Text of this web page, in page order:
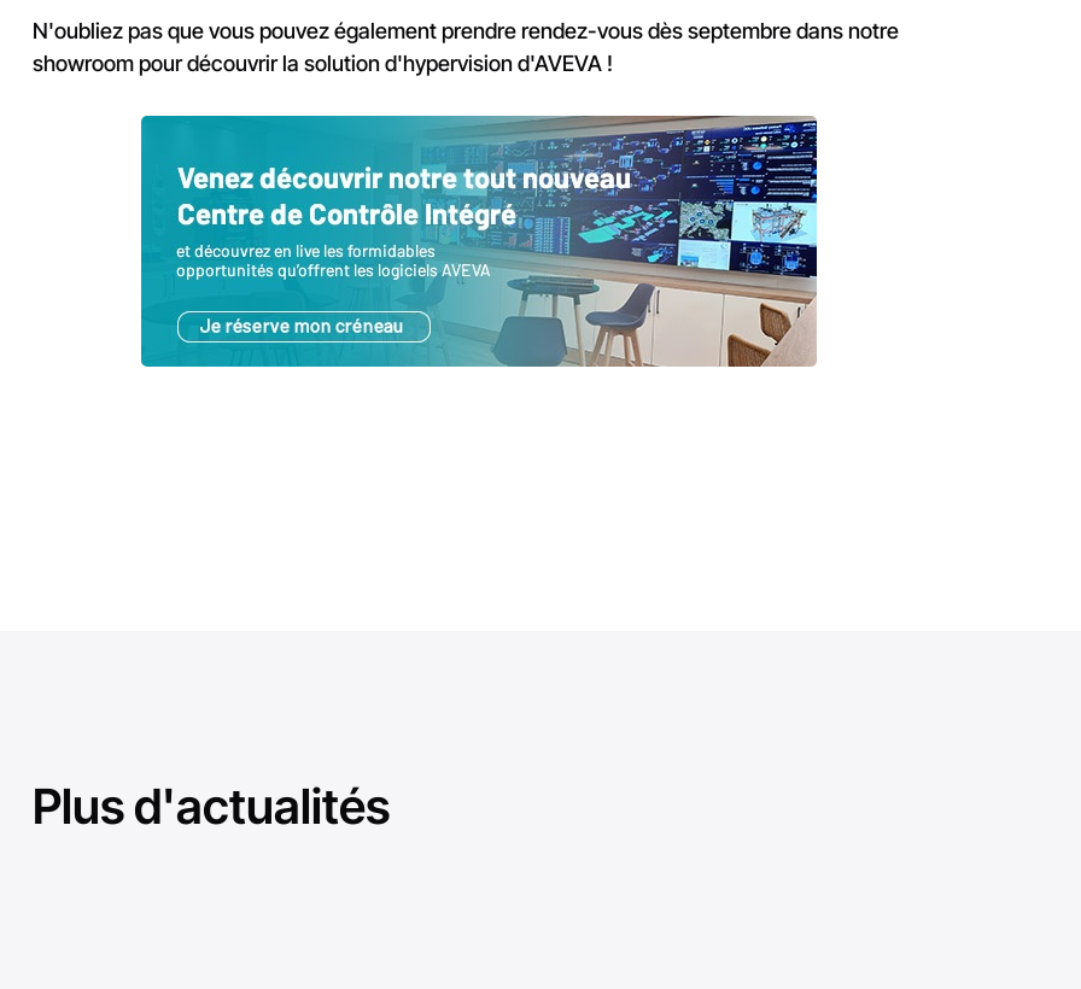
N'oubliez pas que vous pouvez également prendre rendez-vous dès septembre dans notre
showroom pour découvrir la solution d'hypervision d'AVEVA !
Plus d'actualités